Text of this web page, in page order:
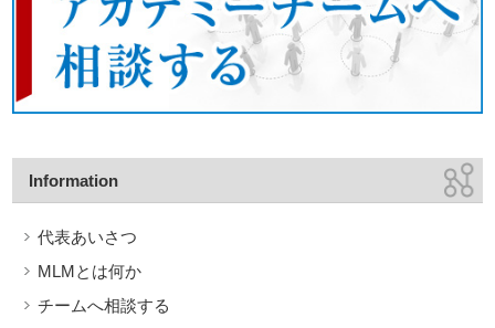
Information
代表あいさつ
MLMとは何か
チームへ相談する